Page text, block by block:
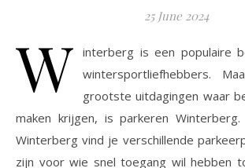
25 June 2024
W interberg is een populaire
wintersportliefhebbers.
grootste uitdagingen waar
maken krijgen, is parkeren
Winterberg vind je verschillende
zijn voor wie snel toegang wil hebben